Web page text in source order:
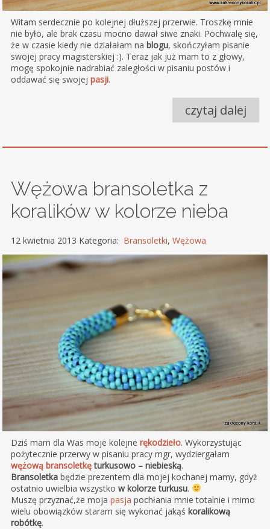
Witam serdecznie po kolejnej dłuższej przerwie. Troszkę mnie
nie było, ale brak czasu mocno dawał siwe znaki. Pochwalę się,
że w czasie kiedy nie działałam na blogu, skończyłam pisanie
swojej pracy magisterskiej :). Teraz jak już mam to z głowy,
mogę spokojnie nadrabiać zaległości w pisaniu postów i
oddawać się swojej pasji.
czytaj dalej
Wężowa bransoletka z
koralików w kolorze nieba
12 kwietnia 2013 Kategoria: Bransoletki, Wężowa
Dziś mam dla Was moje kolejne rękodzieło. Wykorzystując
pożytecznie przerwy w pisaniu pracy mgr, wydziergałam
wężową bransoletkęturkusowo – niebieską.
Bransoletkabędzie prezentem dla mojej kochanej mamy, gdyż
ostatnio uwielbia wszystko w kolorze turkusu.
Muszę przyznać,że moja pasja pochłania mnie totalnie i mimo
wielu obowiązków staram się wykonać jakąś koralikową
robótkę.